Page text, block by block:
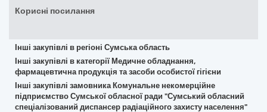
Корисні посилання
Інші закупівлі в регіоні Сумська область
Інші закупівлі в категорії Медичне обладнання,
фармацевтична продукція та засоби особистої гігієни
Інші закупівлі замовника Комунальне некомерційне
підприємство Сумської обласної ради "Сумський обласний
спеціалізований диспансер радіаційного захисту населення"